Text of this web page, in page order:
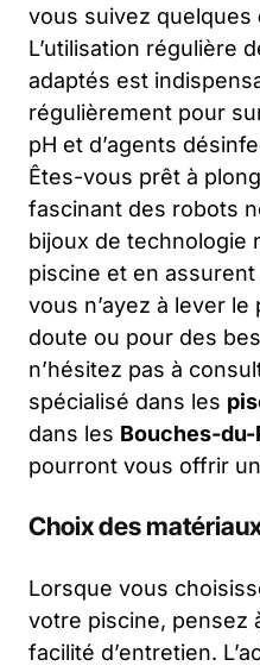
vous suivez quelques
L’utilisation régulière
adaptés est
régulièrement pour
pH et d’agents
Êtes-vous prêt à
fascinant des robots
bijoux de technologie
piscine et en
vous n’ayez à lever
doute ou pour des
n’hésitez pas à
spécialisé dans les
dans les Bouches-du-
pourront vous offrir un
Choix des
Lorsque vous
votre piscine, pensez
facilité d’entretien.